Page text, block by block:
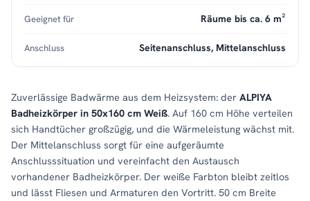
Zuverlässige Badwärme aus dem Heizsystem: der ALPIYA
Badheizkörper in 50x160 cm Weiß. Auf 160 cm Höhe verteilen
sich Handtücher großzügig, und die Wärmeleistung wächst mit.
Der Mittelanschluss sorgt für eine aufgeräumte
Anschlusssituation und vereinfacht den Austausch
vorhandener Badheizkörper. Der weiße Farbton bleibt zeitlos
und lässt Fliesen und Armaturen den Vortritt. 50 cm Breite
Geeignet für Räume bis ca. 6 m²
Anschluss Seitenanschluss, Mittelanschluss